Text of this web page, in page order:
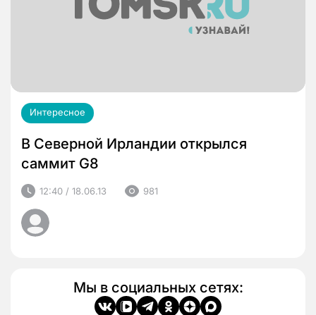
Интересное
В Северной Ирландии открылся
саммит G8
12:40 / 18.06.13 981
Мы в социальных сетях: